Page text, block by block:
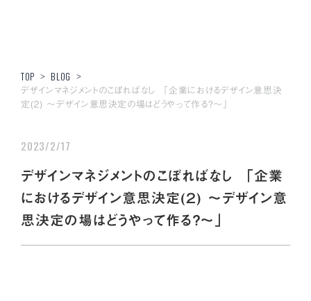
TOP > BLOG >
デザインマネジメントのこぼればなし 「企業におけるデザイン意思決
定(２) ～デザイン意思決定の場はどうやって作る？～」
2023/2/17
デザインマネジメントのこぼればなし 「企業
におけるデザイン意思決定(２) ～デザイン意
思決定の場はどうやって作る？～」